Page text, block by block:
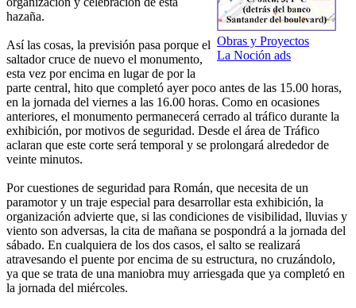
Obras y Proyectos
La Noción ads
hazaña.
Así las cosas, la previsión pasa porque el
saltador cruce de nuevo el monumento,
esta vez por encima en lugar de por la
parte central, hito que completó ayer poco antes de las 15.00 horas,
en la jornada del viernes a las 16.00 horas. Como en ocasiones
anteriores, el monumento permanecerá cerrado al tráfico durante la
exhibición, por motivos de seguridad. Desde el área de Tráfico
aclaran que este corte será temporal y se prolongará alrededor de
veinte minutos.
Por cuestiones de seguridad para Román, que necesita de un
paramotor y un traje especial para desarrollar esta exhibición, la
organización advierte que, si las condiciones de visibilidad, lluvias y
viento son adversas, la cita de mañana se pospondrá a la jornada del
sábado. En cualquiera de los dos casos, el salto se realizará
atravesando el puente por encima de su estructura, no cruzándolo,
ya que se trata de una maniobra muy arriesgada que ya completó en
la jornada del miércoles.